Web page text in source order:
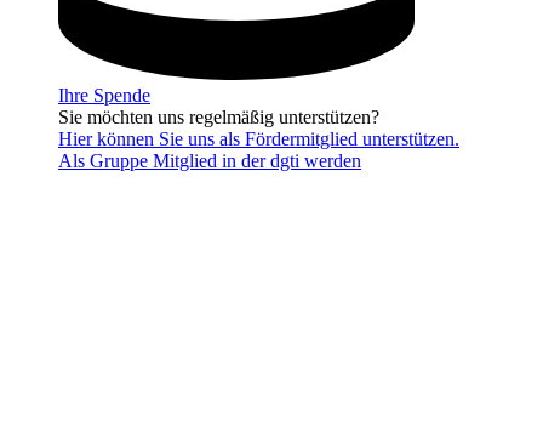
Ihre Spende
Sie möchten uns regelmäßig unterstützen?
Hier können Sie uns als Fördermitglied unterstützen.
Als Gruppe Mitglied in der dgti werden